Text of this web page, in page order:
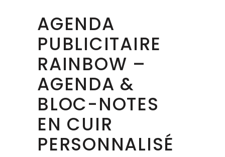
AGENDA
PUBLICITAIRE
RAINBOW –
AGENDA &
BLOC-NOTES
EN CUIR
PERSONNALISÉ